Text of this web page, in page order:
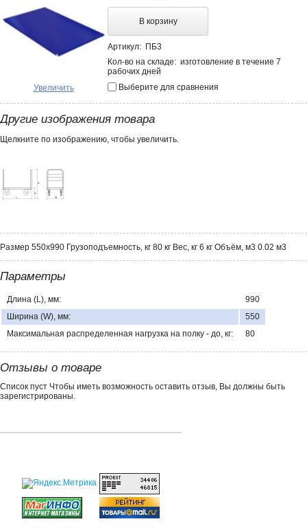
Увеличить
В корзину
Артикул: ПБ3
Кол-во на складе: изготовление в течение 7
рабочих дней
Выберите для сравнения
Другие изображения товара
Щелкните по изображению, чтобы увеличить.
Размер 550х990 Грузоподъемность, кг 80 кг Вес, кг 6 кг Объём, м3 0.02 м3
Параметры
Длина (L), мм:
990
Ширина (W), мм:
550
Максимальная распределенная нагрузка на полку - до, кг:
80
Отзывы о товаре
Список пуст Чтобы иметь возможность оставить отзыв, Вы должны быть
зарегистрированы.